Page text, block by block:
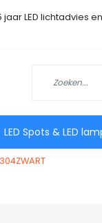
jaar LED lichtadvies
LED Spots & LED